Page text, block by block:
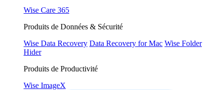
Wise Care 365
Produits de Données & Sécurité
Wise Data Recovery Data Recovery for Mac Wise Folder
Hider
Produits de Productivité
Wise ImageX